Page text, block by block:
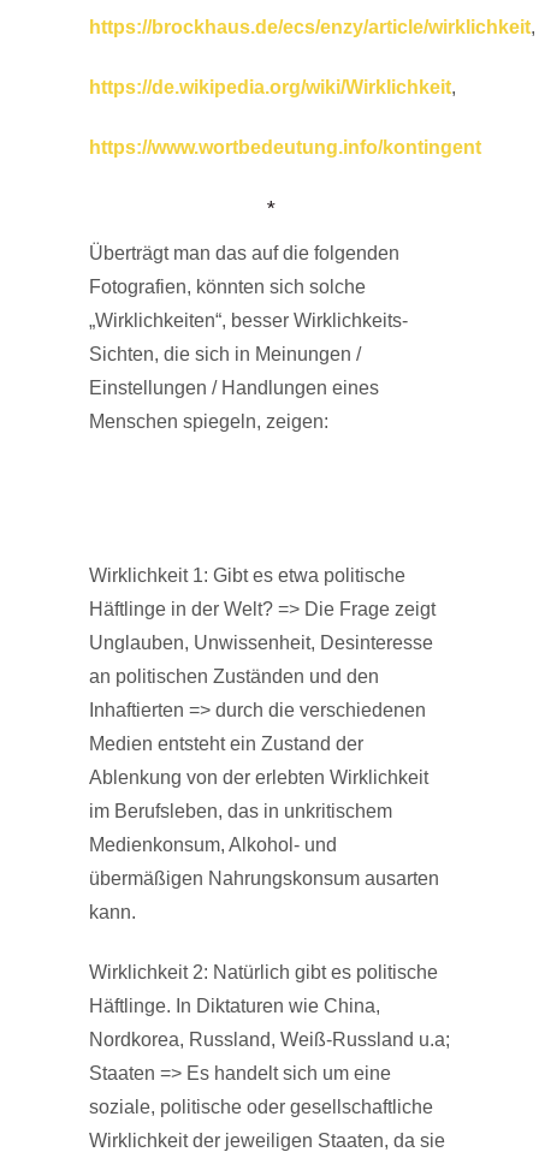
https://brockhaus.de/ecs/enzy/article/wirklichkeit,
https://de.wikipedia.org/wiki/Wirklichkeit,
https://www.wortbedeutung.info/kontingent
*
Überträgt man das auf die folgenden
Fotografien, könnten sich solche
„Wirklichkeiten“, besser Wirklichkeits-
Sichten, die sich in Meinungen /
Einstellungen / Handlungen eines
Menschen spiegeln, zeigen:
Wirklichkeit 1: Gibt es etwa politische
Häftlinge in der Welt? => Die Frage zeigt
Unglauben, Unwissenheit, Desinteresse
an politischen Zuständen und den
Inhaftierten => durch die verschiedenen
Medien entsteht ein Zustand der
Ablenkung von der erlebten Wirklichkeit
im Berufsleben, das in unkritischem
Medienkonsum, Alkohol- und
übermäßigen Nahrungskonsum ausarten
kann.
Wirklichkeit 2: Natürlich gibt es politische
Häftlinge. In Diktaturen wie China,
Nordkorea, Russland, Weiß-Russland u.a;
Staaten => Es handelt sich um eine
soziale, politische oder gesellschaftliche
Wirklichkeit der jeweiligen Staaten, da sie